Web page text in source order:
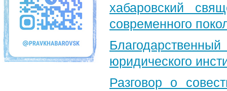
хабаровский
современного
юридического
Разговор о